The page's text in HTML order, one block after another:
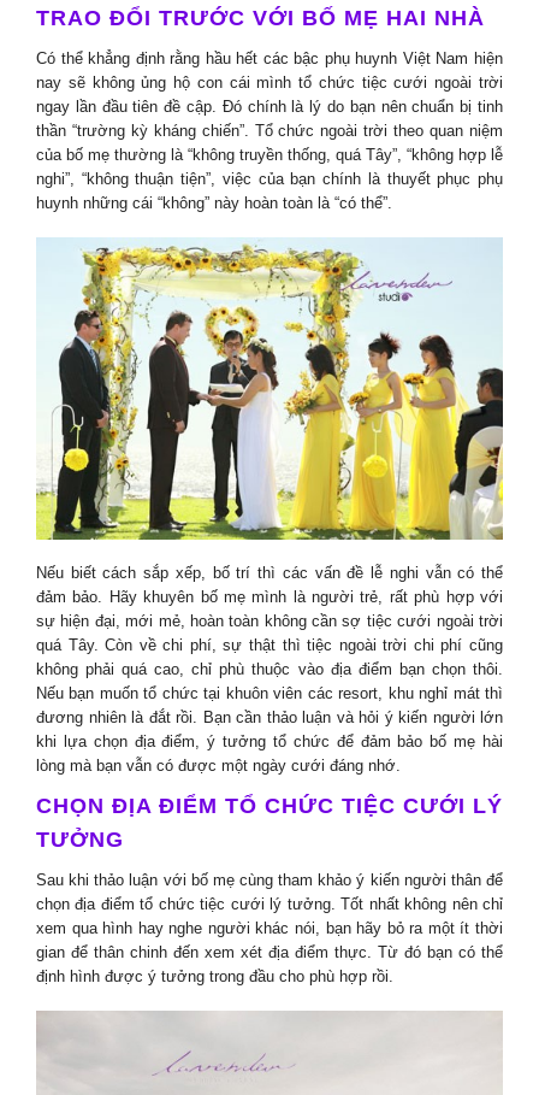
TRAO ĐỔI TRƯỚC VỚI BỐ MẸ HAI NHÀ
Có thể khẳng định rằng hầu hết các bậc phụ huynh Việt Nam hiện
nay sẽ không ủng hộ con cái mình tổ chức tiệc cưới ngoài trời
ngay lần đầu tiên đề cập. Đó chính là lý do bạn nên chuẩn bị tinh
thần “trường kỳ kháng chiến”. Tổ chức ngoài trời theo quan niệm
của bố mẹ thường là “không truyền thống, quá Tây”, “không hợp lễ
nghi”, “không thuận tiện”, việc của bạn chính là thuyết phục phụ
huynh những cái “không” này hoàn toàn là “có thể”.
Nếu biết cách sắp xếp, bố trí thì các vấn đề lễ nghi vẫn có thể
đảm bảo. Hãy khuyên bố mẹ mình là người trẻ, rất phù hợp với
sự hiện đại, mới mẻ, hoàn toàn không cần sợ tiệc cưới ngoài trời
quá Tây. Còn về chi phí, sự thật thì tiệc ngoài trời chi phí cũng
không phải quá cao, chỉ phù thuộc vào địa điểm bạn chọn thôi.
Nếu bạn muốn tổ chức tại khuôn viên các resort, khu nghỉ mát thì
đương nhiên là đắt rồi. Bạn cần thảo luận và hỏi ý kiến người lớn
khi lựa chọn địa điểm, ý tưởng tổ chức để đảm bảo bố mẹ hài
lòng mà bạn vẫn có được một ngày cưới đáng nhớ.
CHỌN ĐỊA ĐIỂM TỔ CHỨC TIỆC CƯỚI LÝ
TƯỞNG
Sau khi thảo luận với bố mẹ cùng tham khảo ý kiến người thân để
chọn địa điểm tổ chức tiệc cưới lý tưởng. Tốt nhất không nên chỉ
xem qua hình hay nghe người khác nói, bạn hãy bỏ ra một ít thời
gian để thân chinh đến xem xét địa điểm thực. Từ đó bạn có thể
định hình được ý tưởng trong đầu cho phù hợp rồi.